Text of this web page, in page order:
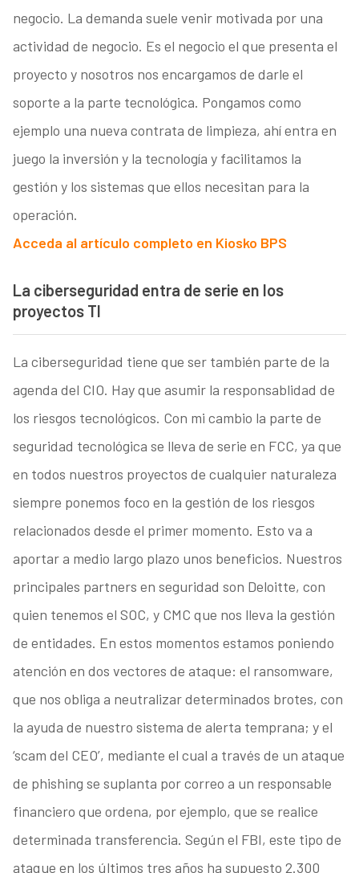
negocio. La demanda suele venir motivada por una
actividad de negocio. Es el negocio el que presenta el
proyecto y nosotros nos encargamos de darle el
soporte a la parte tecnológica. Pongamos como
ejemplo una nueva contrata de limpieza, ahí entra en
juego la inversión y la tecnología y facilitamos la
gestión y los sistemas que ellos necesitan para la
operación.
Acceda al artículo completo en Kiosko BPS
La ciberseguridad entra de serie en los
proyectos TI
La ciberseguridad tiene que ser también parte de la
agenda del CIO. Hay que asumir la responsablidad de
los riesgos tecnológicos. Con mi cambio la parte de
seguridad tecnológica se lleva de serie en FCC, ya que
en todos nuestros proyectos de cualquier naturaleza
siempre ponemos foco en la gestión de los riesgos
relacionados desde el primer momento. Esto va a
aportar a medio largo plazo unos beneficios. Nuestros
principales partners en seguridad son Deloitte, con
quien tenemos el SOC, y CMC que nos lleva la gestión
de entidades. En estos momentos estamos poniendo
atención en dos vectores de ataque: el ransomware,
que nos obliga a neutralizar determinados brotes, con
la ayuda de nuestro sistema de alerta temprana; y el
‘scam del CEO’, mediante el cual a través de un ataque
de phishing se suplanta por correo a un responsable
financiero que ordena, por ejemplo, que se realice
determinada transferencia. Según el FBI, este tipo de
ataque en los últimos tres años ha supuesto 2.300